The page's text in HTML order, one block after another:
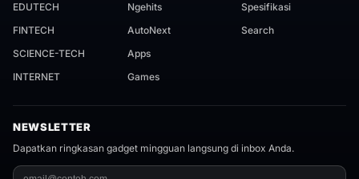
EDUTECH
FINTECH
SCIENCE-TECH
INTERNET
Ngehits
AutoNext
Apps
Games
Spesifikasi
Search
NEWSLETTER
Dapatkan ringkasan gadget mingguan langsung di inbox Anda.